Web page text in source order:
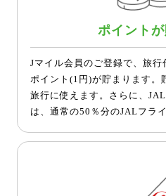
ポイントが
Jマイル会員のご登録で、旅
ポイント(1円)が貯まります。
旅行に使えます。さらに、
は、通常の50％分のJALフラ